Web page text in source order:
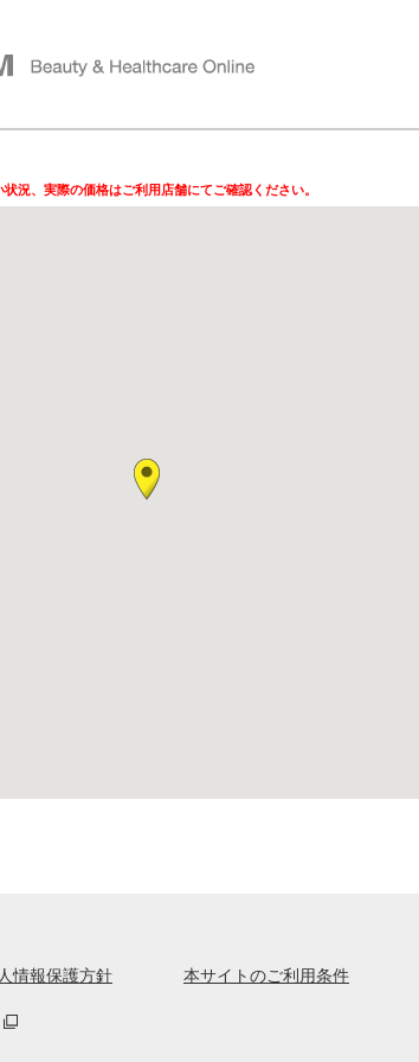
況、実際の価格はご利用店舗にてご確認ください。
情報保護方針 本サイトのご利用条件